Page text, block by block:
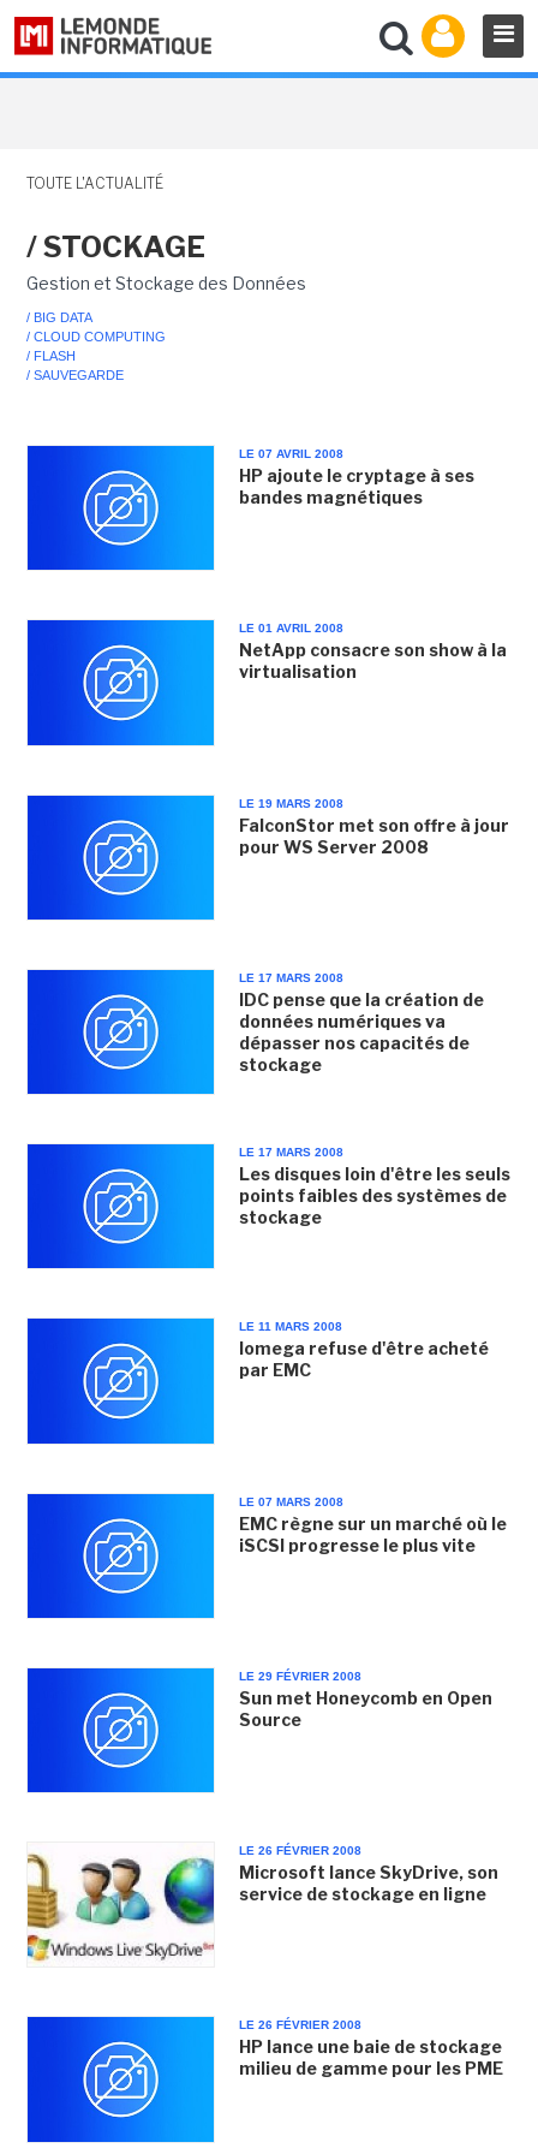
TOUTE L'ACTUALITÉ
/ STOCKAGE
Gestion et Stockage des Données
/ BIG DATA
/ CLOUD COMPUTING
/ FLASH
/ SAUVEGARDE
LE 07 AVRIL 2008
HP ajoute le cryptage à ses
bandes magnétiques
LE 01 AVRIL 2008
NetApp consacre son show à la
virtualisation
LE 19 MARS 2008
FalconStor met son offre à jour
pour WS Server 2008
LE 17 MARS 2008
IDC pense que la création de
données numériques va
dépasser nos capacités de
stockage
LE 17 MARS 2008
Les disques loin d'être les seuls
points faibles des systèmes de
stockage
LE 11 MARS 2008
Iomega refuse d'être acheté
par EMC
LE 07 MARS 2008
EMC règne sur un marché où le
iSCSI progresse le plus vite
LE 29 FÉVRIER 2008
Sun met Honeycomb en Open
Source
LE 26 FÉVRIER 2008
Microsoft lance SkyDrive, son
service de stockage en ligne
LE 26 FÉVRIER 2008
HP lance une baie de stockage
milieu de gamme pour les PME